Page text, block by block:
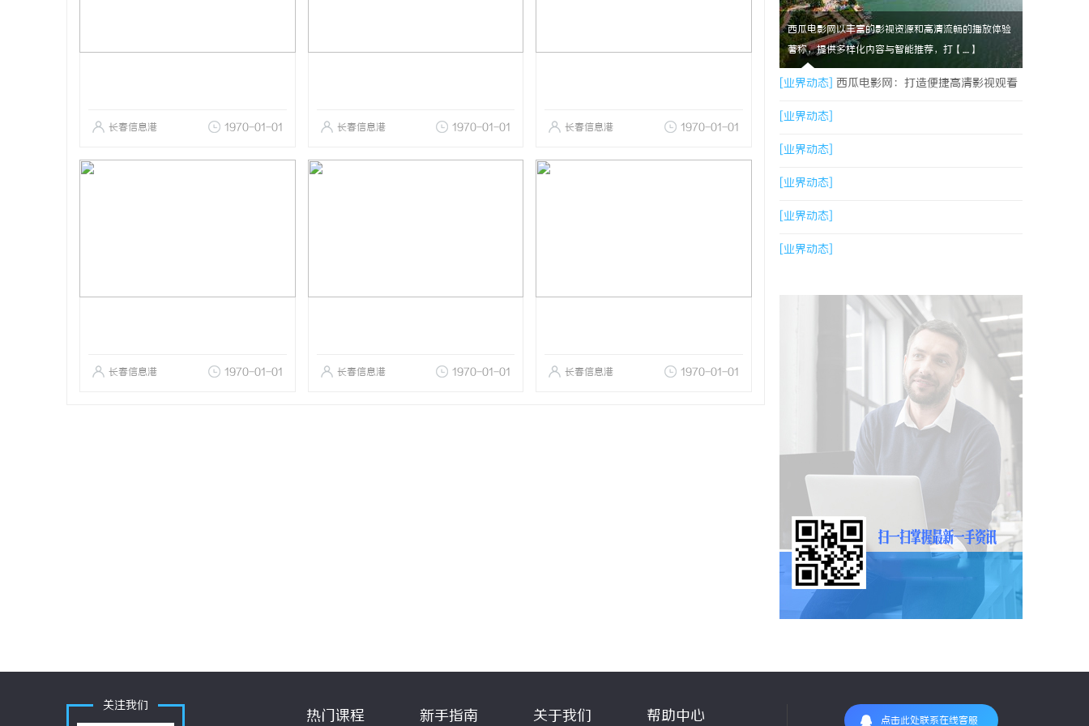
长春信息港 1970-01-01 长春信息港 1970-01-01 长春信息港 1970-01-01
长春信息港 1970-01-01 长春信息港 1970-01-01 长春信息港 1970-01-01
西瓜电影网以丰富的影视资源和高清流畅的播放体验
著称，提供多样化内容与智能推荐，打【....】
[业界动态] 西瓜电影网：打造便捷高清影视观看
新体验
[业界动态]
[业界动态]
[业界动态]
[业界动态]
[业界动态]
关注我们
热门课程 新手指南 关于我们 帮助中心 点击此处联系在线客服